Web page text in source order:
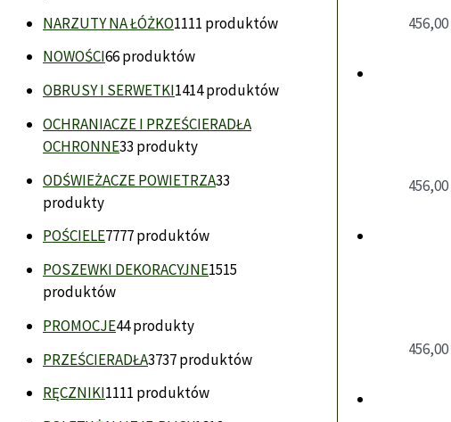
NARZUTY NA ŁÓŻKO1111 produktów
NOWOŚCI66 produktów
OBRUSY I SERWETKI1414 produktów
OCHRANIACZE I PRZEŚCIERADŁA
OCHRONNE33 produkty
ODŚWIEŻACZE POWIETRZA33
produkty
POŚCIELE7777 produktów
POSZEWKI DEKORACYJNE1515
produktów
PROMOCJE44 produkty
PRZEŚCIERADŁA3737 produktów
RĘCZNIKI1111 produktów
456,00
456,00
456,00